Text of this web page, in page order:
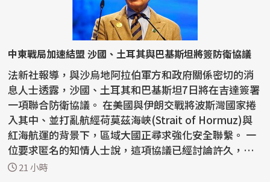
中東戰局加速結盟 沙國、土耳其與巴基斯坦將簽防衛協議
法新社報導，與沙烏地阿拉伯軍方和政府關係密切的消
息人士透露，沙國、土耳其和巴基斯坦7日將在吉達簽署
一項聯合防衛協議。 在美國與伊朗交戰將波斯灣國家捲
入其中、並打亂航經荷莫茲海峽(Strait of Hormuz)與
紅海航運的背景下，區域大國正尋求強化安全聯繫。 一
位要求匿名的知情人士說，這項協議已經討論許久，
但...21 小時